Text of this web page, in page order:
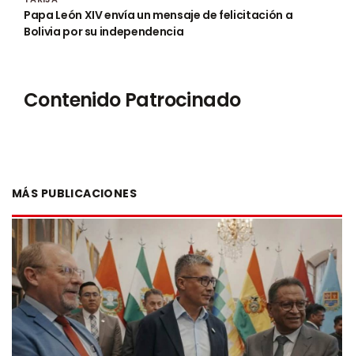
Papa León XIV envía un mensaje de felicitación a
Bolivia por su independencia
Contenido Patrocinado
MÁS PUBLICACIONES